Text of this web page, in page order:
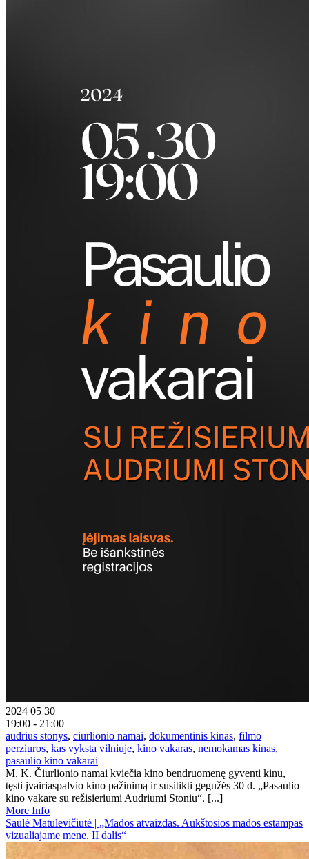
2024 05 30
19:00 - 21:00
audrius stonys, ciurlionio namai, dokumentinis kinas, filmo
perziuros, kas vyksta vilniuje, kino vakaras, nemokamas kinas,
pasaulio kino vakarai
M. K. Čiurlionio namai kviečia kino bendruomenę gyventi kinu,
tęsti įvairiaspalvio kino pažinimą ir susitikti gegužės 30 d. „Pasaulio
kino vakare su režisieriumi Audriumi Stoniu“. [...]
More Info
Saulė Matulevičiūtė | „Mados atvaizdas. Aukštosios mados estampas
vizualiajame mene. II dalis“